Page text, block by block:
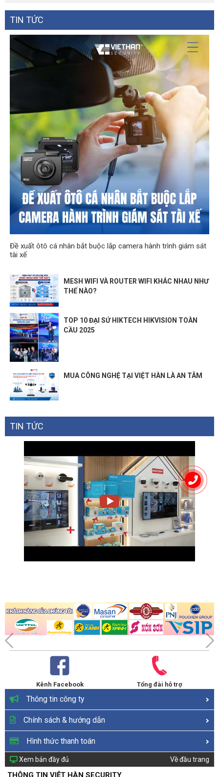
TIN TỨC
Đề xuất ôtô cá nhân bắt buộc lắp camera hành trình giám sát
tài xế
MESH WIFI VÀ ROUTER WIFI KHÁC NHAU NHƯ
THẾ NÀO?
TOP 10 ĐẠI SỨ HIKTECH HIKVISION TOÀN
CẦU 2025
MUA CÔNG NGHỆ TẠI VIỆT HÀN LÀ AN TÂM
TIN TỨC
Kênh Facebook Tổng đài hỗ trợ
Thông tin công ty
Chính sách & hướng dẫn
Hình thức thanh toán
Xem bản đầy đủ Về đầu trang
THÔNG TIN VIỆT HÀN SECURITY